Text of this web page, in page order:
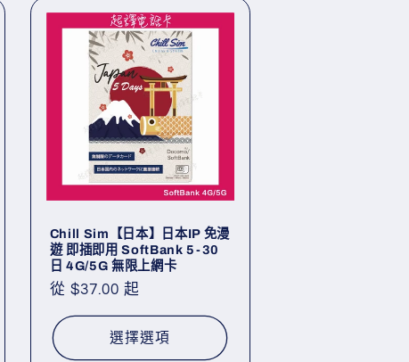
Chill Sim【日本】日本IP 免漫
遊 即插即用 SoftBank 5-30
日 4G/5G 無限上網卡
定
從 $37.00 起
選擇選項